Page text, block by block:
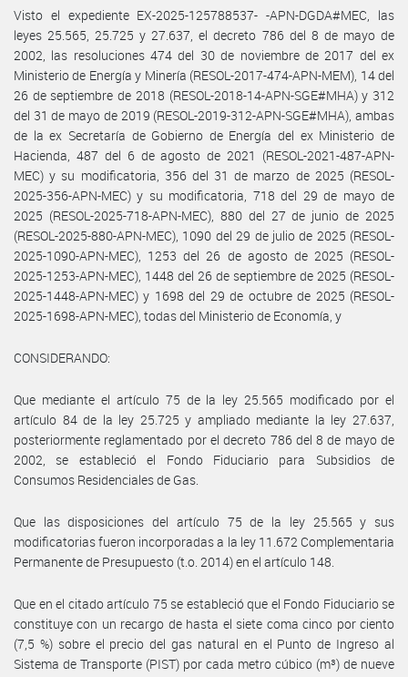
Visto el expediente EX-2025-125788537- -APN-DGDA#MEC, las
leyes 25.565, 25.725 y 27.637, el decreto 786 del 8 de mayo de
2002, las resoluciones 474 del 30 de noviembre de 2017 del ex
Ministerio de Energía y Minería (RESOL-2017-474-APN-MEM), 14 del
26 de septiembre de 2018 (RESOL-2018-14-APN-SGE#MHA) y 312
del 31 de mayo de 2019 (RESOL-2019-312-APN-SGE#MHA), ambas
de la ex Secretaría de Gobierno de Energía del ex Ministerio de
Hacienda, 487 del 6 de agosto de 2021 (RESOL-2021-487-APN-
MEC) y su modificatoria, 356 del 31 de marzo de 2025 (RESOL-
2025-356-APN-MEC) y su modificatoria, 718 del 29 de mayo de
2025 (RESOL-2025-718-APN-MEC), 880 del 27 de junio de 2025
(RESOL-2025-880-APN-MEC), 1090 del 29 de julio de 2025 (RESOL-
2025-1090-APN-MEC), 1253 del 26 de agosto de 2025 (RESOL-
2025-1253-APN-MEC), 1448 del 26 de septiembre de 2025 (RESOL-
2025-1448-APN-MEC) y 1698 del 29 de octubre de 2025 (RESOL-
2025-1698-APN-MEC), todas del Ministerio de Economía, y
CONSIDERANDO:
Que mediante el artículo 75 de la ley 25.565 modificado por el
artículo 84 de la ley 25.725 y ampliado mediante la ley 27.637,
posteriormente reglamentado por el decreto 786 del 8 de mayo de
2002, se estableció el Fondo Fiduciario para Subsidios de
Consumos Residenciales de Gas.
Que las disposiciones del artículo 75 de la ley 25.565 y sus
modificatorias fueron incorporadas a la ley 11.672 Complementaria
Permanente de Presupuesto (t.o. 2014) en el artículo 148.
Que en el citado artículo 75 se estableció que el Fondo Fiduciario se
constituye con un recargo de hasta el siete coma cinco por ciento
(7,5 %) sobre el precio del gas natural en el Punto de Ingreso al
Sistema de Transporte (PIST) por cada metro cúbico (m³) de nueve